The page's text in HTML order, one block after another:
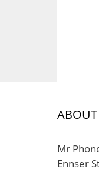
Mr
Ennser